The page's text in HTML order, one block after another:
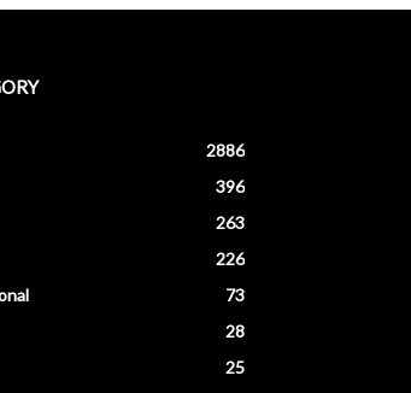
2886
396
263
226
73
28
25